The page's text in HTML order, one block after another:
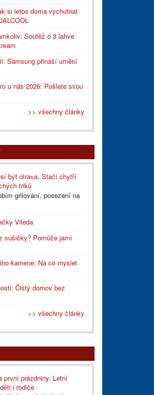
si letos doma vychutnat
Soutěž o 3 lahve
Samsung přináší umění
u nás 2026: Pošlete svou
>> všechny články
být otrava. Stačí chytří
triků
grilování, posezení na
Vileda
sušičky? Pomůže jarní
kamene: Na co myslet
Čistý domov bez
>> všechny články
první prázdniny. Letní
i rodiče